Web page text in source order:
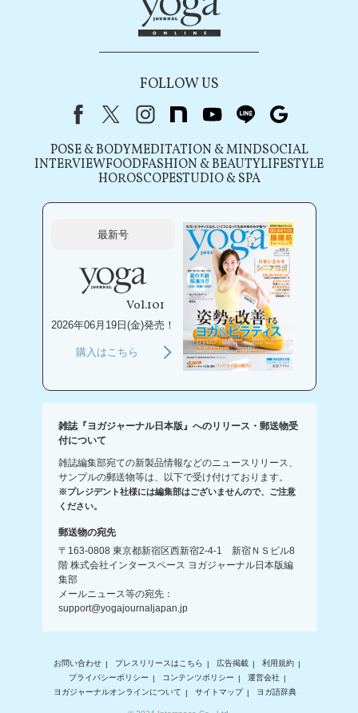
FOLLOW US
FacebookX（旧Twitter）
instagram
note youtubeline
POSE & BODYMEDITATION & MINDSOCIAL
INTERVIEWFOODFASHION & BEAUTYLIFESTYLE
HOROSCOPESTUDIO & SPA
最新号
Vol.101
2026年06月19日(金)発売！
購入はこちら
雑誌『ヨガジャーナル日本版』へのリリース・郵送物受
付について
雑誌編集部宛ての新製品情報などのニュースリリース、
サンプルの郵送物等は、以下で受け付けております。
※プレジデント社様には編集部はございませんので、ご注意
ください。
郵送物の宛先
〒163-0808 東京都新宿区西新宿2-4-1 新宿ＮＳビル8
階 株式会社インタースペース ヨガジャーナル日本版編
集部
メールニュース等の宛先：
support@yogajournaljapan.jp
お問い合わせ プレスリリースはこちら 広告掲載
利用規約
プライバシーポリシー
コンテンツポリシー
運営会社
ヨガジャーナルオンラインについて
サイトマップ ヨガ語辞典